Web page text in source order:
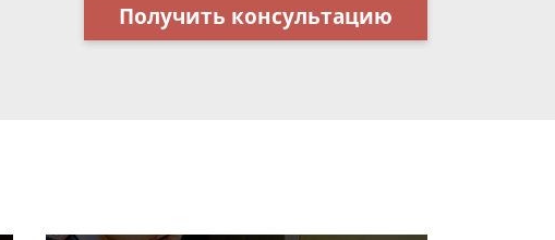
Получить консультацию